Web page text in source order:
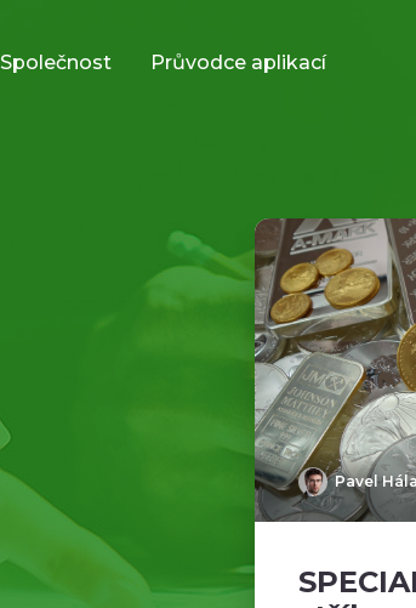
Společnost Průvodce aplikací
Pavel